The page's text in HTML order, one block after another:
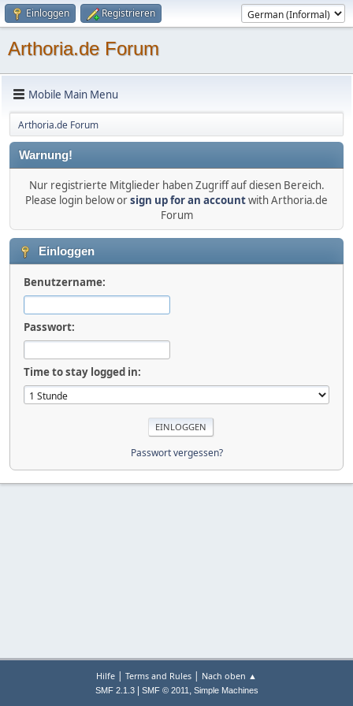
Einloggen Registrieren
Arthoria.de Forum
Mobile Main Menu
Arthoria.de Forum
Warnung!
Nur registrierte Mitglieder haben Zugriff auf diesen Bereich.
Please login below orsign up for an accountwith Arthoria.de
Forum
Einloggen
Benutzername:
Passwort:
Time to stay logged in:
Passwort vergessen?
Hilfe | Terms and Rules | Nach oben ▲
SMF 2.1.3| SMF © 2011, Simple Machines